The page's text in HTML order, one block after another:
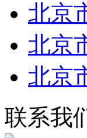
北京
北京
北京
联系我